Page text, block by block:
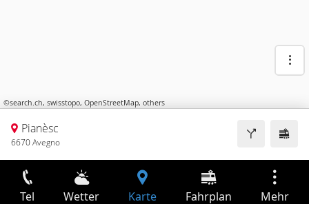
©search.ch, swisstopo, OpenStreetMap, others
Pianèsc
6670 Avegno
Tel Wetter Karte Fahrplan Mehr